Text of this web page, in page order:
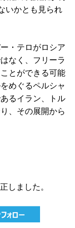
いかとも見られ
・テロがロシア
なく、フリーラ
とができる可能
めぐるペルシャ
るイラン、トル
、その展開から
しました。